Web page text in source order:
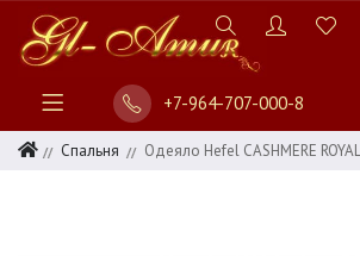
+7-964-707-000-8
Спальня Одеяло Hefel CASHMERE